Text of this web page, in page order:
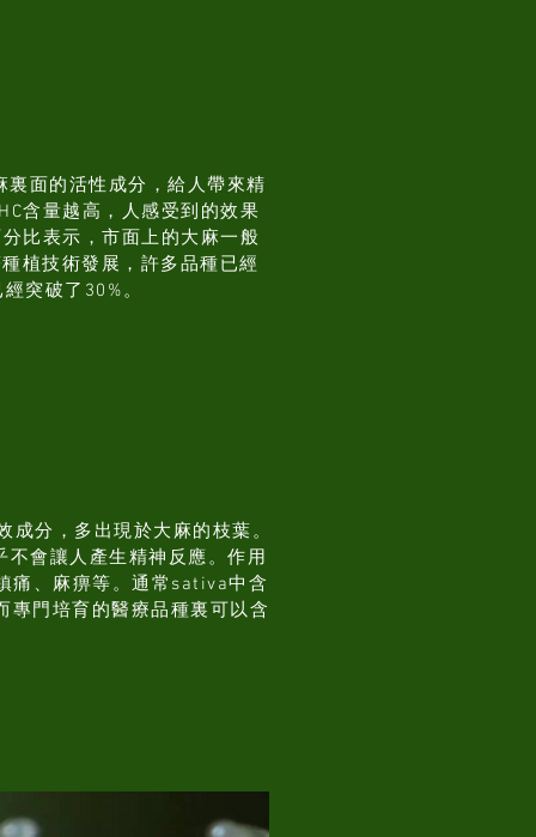
面的活性成分，給人帶來精
含量越高，人感受到的效果
比表示，市面上的大麻一般
植技術發展，許多品種已經
突破了30%。
成分，多出現於大麻的枝葉。
不會讓人產生精神反應。作用
痛、麻痹等。通常sativa中含
專門培育的醫療品種裏可以含